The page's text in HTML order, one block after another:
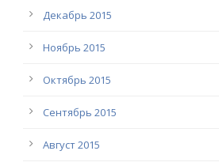
Декабрь 2015
Ноябрь 2015
Октябрь 2015
Сентябрь 2015
Август 2015